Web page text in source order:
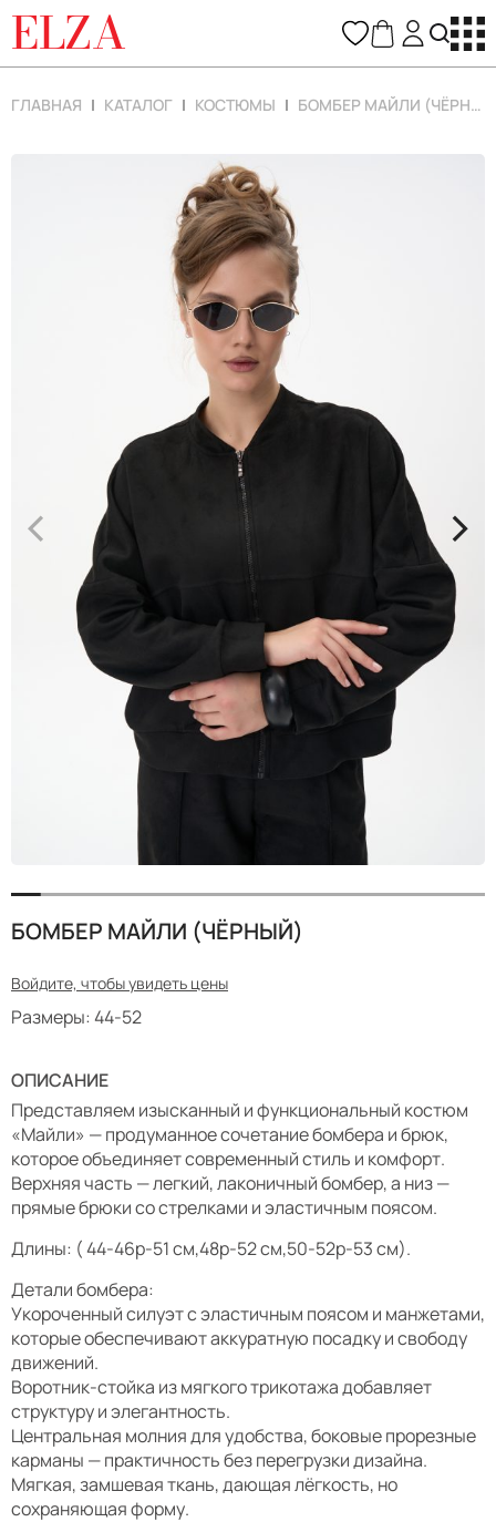
ELZA
ГЛАВНАЯ КАТАЛОГ КОСТЮМЫ БОМБЕР МАЙЛИ (ЧЁРНЫЙ)
< >
БОМБЕР МАЙЛИ (ЧЁРНЫЙ)
Войдите, чтобы увидеть цены
Размеры: 44-52
ОПИСАНИЕ
Представляем изысканный и функциональный костюм
«Майли» — продуманное сочетание бомбера и брюк,
которое объединяет современный стиль и комфорт.
Верхняя часть — легкий, лаконичный бомбер, а низ —
прямые брюки со стрелками и эластичным поясом.
Длины: ( 44-46р-51 см,48р-52 см,50-52р-53 см).
Детали бомбера:
Укороченный силуэт с эластичным поясом и манжетами,
которые обеспечивают аккуратную посадку и свободу
движений.
Воротник-стойка из мягкого трикотажа добавляет
структуру и элегантность.
Центральная молния для удобства, боковые прорезные
карманы — практичность без перегрузки дизайна.
Мягкая, замшевая ткань, дающая лёгкость, но
сохраняющая форму.